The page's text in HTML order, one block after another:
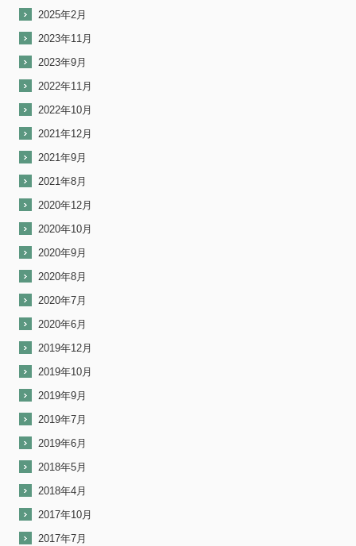
2025年2月
2023年11月
2023年9月
2022年11月
2022年10月
2021年12月
2021年9月
2021年8月
2020年12月
2020年10月
2020年9月
2020年8月
2020年7月
2020年6月
2019年12月
2019年10月
2019年9月
2019年7月
2019年6月
2018年5月
2018年4月
2017年10月
2017年7月